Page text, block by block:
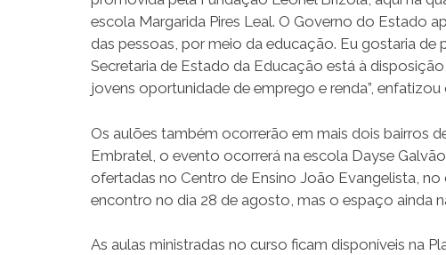
escola Margarida Pires Leal. O Governo do Estado
das pessoas, por meio da educação. Eu gostaria de
Secretaria de Estado da Educação está à
jovens oportunidade de emprego e renda”,
Os aulões também ocorrerão em mais dois bairros
Embratel, o evento ocorrerá na escola Dayse
ofertadas no Centro de Ensino João Evangelista,
encontro no dia 28 de agosto, mas o espaço ainda
As aulas ministradas no curso ficam disponíveis na